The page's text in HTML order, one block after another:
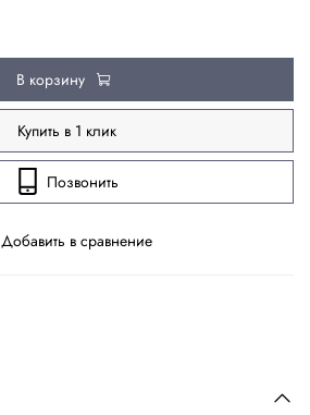
Добавить в сравнение
В корзину
Купить в 1 клик
Позвонить